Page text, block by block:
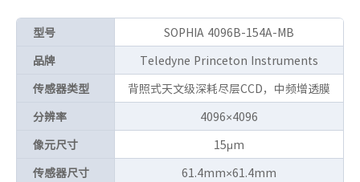
型号
SOPHIA 4096B-154A-MB
品牌
Teledyne Princeton Instruments
传感器类型
背照式天文级深耗尽层CCD，中频增透膜
分辨率
4096×4096
像元尺寸
15μm
传感器尺寸
61.4mm×61.4mm